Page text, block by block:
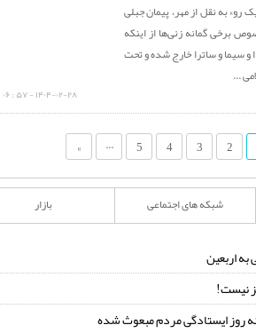
نقل از مهر، پیمان جبلی
گمانه زنی‌ها از اینکه
و ساترا خارج شده و تحت
۱۴۰۴-۰۲-۲۸ - ۵۷ : ۰۶
3
4
5
...
»
شبکه های اجتماعی